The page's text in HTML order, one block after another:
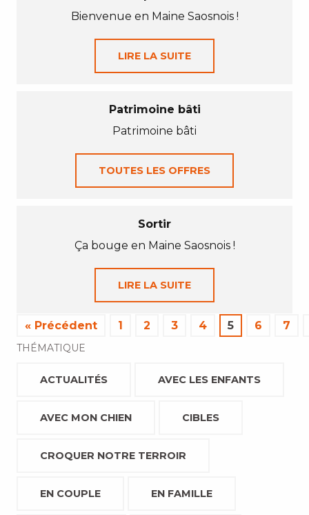
Bienvenue en Maine Saosnois !
LIRE LA SUITE
Patrimoine bâti
Patrimoine bâti
TOUTES LES OFFRES
Sortir
Ça bouge en Maine Saosnois !
LIRE LA SUITE
« Précédent 1 2 3 4 5 6 7
THÉMATIQUE
ACTUALITÉS AVEC LES ENFANTS
AVEC MON CHIEN CIBLES
CROQUER NOTRE TERROIR
EN COUPLE EN FAMILLE